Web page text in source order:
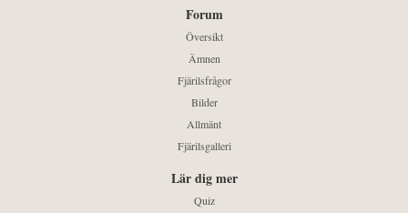
Forum
Översikt
Ämnen
Fjärilsfrågor
Bilder
Allmänt
Fjärilsgalleri
Lär dig mer
Quiz